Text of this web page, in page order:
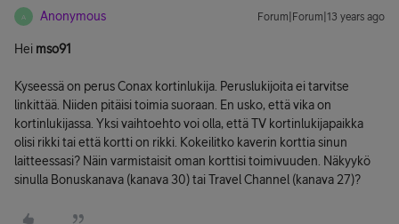
A Anonymous Forum|Forum|13 years ago
Hei mso91
Kyseessä on perus Conax kortinlukija. Peruslukijoita ei tarvitse
linkittää. Niiden pitäisi toimia suoraan. En usko, että vika on
kortinlukijassa. Yksi vaihtoehto voi olla, että TV kortinlukijapaikka
olisi rikki tai että kortti on rikki. Kokeilitko kaverin korttia sinun
laitteessasi? Näin varmistaisit oman korttisi toimivuuden. Näkyykö
sinulla Bonuskanava (kanava 30) tai Travel Channel (kanava 27)?